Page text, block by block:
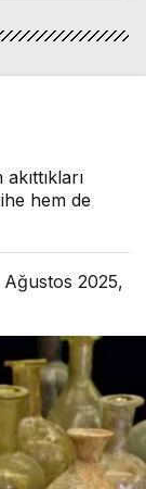
hem de
Ağustos 2025,